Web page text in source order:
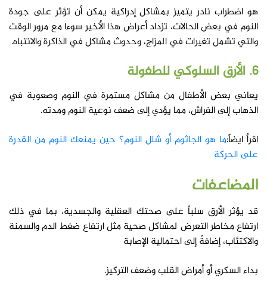
هو اضطراب نادر يتميز بمشاكل إدراكية يمكن أن تؤثر على جودة
النوم في بعض الحالات، تزداد أعراض هذا الأخير سوءا مع مرور الوقت
والتي تشمل تغيرات في المزاج، وحدوث مشاكل في الذاكرة والانتباه.
6. الأرق السلوكي للطفولة
يعاني بعض الأطفال من مشاكل مستمرة في النوم وصعوبة في
الذهاب إلى الفراش، مما يؤدي إلى ضعف نوعية النوم ومدته.
اقرأ ايضاً:ما هو الجاثوم أو شلل النوم؟ حين يمنعك النوم من القدرة
على الحركة
المضاعفات
قد يؤثر الأرق سلباً على صحتك العقلية والجسدية، بما في ذلك
ارتفاع مخاطر التعرض لمشاكل صحية مثل ارتفاع ضغط الدم والسمنة
والاكتئاب، إضافةً إلى احتمالية الإصابة
بداء السكري أو أمراض القلب وضعف التركيز.